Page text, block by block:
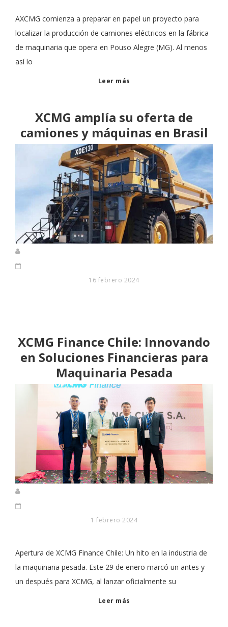
AXCMG comienza a preparar en papel un proyecto para
localizar la producción de camiones eléctricos en la fábrica
de maquinaria que opera en Pouso Alegre (MG). Al menos
así lo
Leer más
XCMG amplía su oferta de
camiones y máquinas en Brasil
16 febrero 2024
XCMG Finance Chile: Innovando
en Soluciones Financieras para
Maquinaria Pesada
1 febrero 2024
Apertura de XCMG Finance Chile: Un hito en la industria de
la maquinaria pesada. Este 29 de enero marcó un antes y
un después para XCMG, al lanzar oficialmente su
Leer más